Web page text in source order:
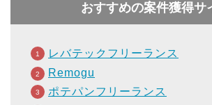
おすすめの案件獲得サ
レバテックフリーランス
Remogu
ポテパンフリーランス